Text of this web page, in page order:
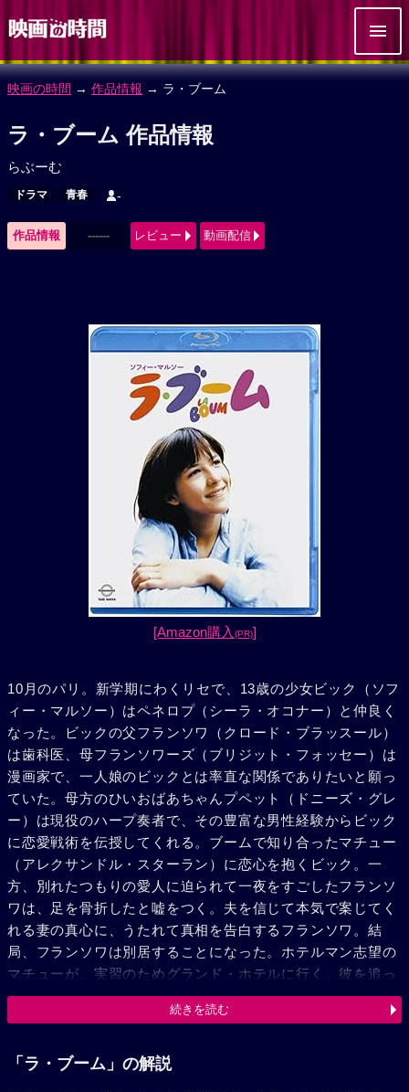
映画の時間 → 作品情報 → ラ・ブーム
ラ・ブーム 作品情報
らぶーむ
ドラマ 青春 -
作品情報 ------ レビュー 動画配信
[Amazon購入 (PR)]
10月のパリ。新学期にわくリセで、13歳の少女ビック（ソフ
ィー・マルソー）はペネロプ（シーラ・オコナー）と仲良く
なった。ビックの父フランソワ（クロード・ブラッスール）
は歯科医、母フランソワーズ（ブリジット・フォッセー）は
漫画家で、一人娘のビックとは率直な関係でありたいと願っ
ていた。母方のひいおばあちゃんプペット（ドニーズ・グレ
ー）は現役のハープ奏者で、その豊富な男性経験からビック
に恋愛戦術を伝授してくれる。ブームで知り合ったマチュー
（アレクサンドル・スターラン）に恋心を抱くビック。一
方、別れたつもりの愛人に迫られて一夜をすごしたフランソ
ワは、足を骨折したと嘘をつく。夫を信じて本気で案じてく
れる妻の真心に、うたれて真相を告白するフランソワ。結
局、フランソワは別居することになった。ホテルマン志望の
マチューが、実習のためグランド・ホテルに行く。彼を追っ
てビックもグランド・ホテルに。だが、二人のランデブーは
みじめな結果に終った。フランソワーズは娘のことで会った
ようになる。フランソワが勘違いから、フランソワーズに嫌
続きを読む
「ラ・ブーム」の解説